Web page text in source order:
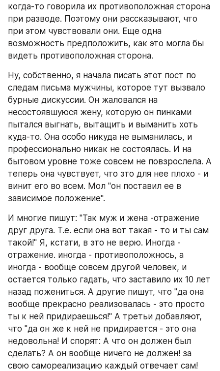
когда-то говорила их противоположная сторона
при разводе. Поэтому они рассказывают, что
при этом чувствовали они. Еще одна
возможность предположить, как это могла бы
видеть противоположная сторона.
Ну, собственно, я начала писать этот пост по
следам письма мужчины, которое тут вызвало
бурные дискуссии. Он жаловался на
несостоявшуюся жену, которую он пинками
пытался выгнать, вытащить и выманить хоть
куда-то. Она особо никуда не выманилась, и
профессионально никак не состоялась. И на
бытовом уровне тоже совсем не повзрослела. А
теперь она чувствует, что это для нее плохо - и
винит его во всем. Мол "он поставил ее в
зависимое положение".
И многие пишут: "Так муж и жена -отражение
друг друга. Т.е. если она вот такая - то и ты сам
такой!" Я, кстати, в это не верю. Иногда -
отражение. иногда - противоположнось, а
иногда - вообще совсем другой человек, и
остается только гадать, что заставило их 10 лет
назад пожениться. А другие пишут, что "да она
вообще прекрасно реализовалась - это просто
ты к ней придираешься!" А третьи добавляют,
что "да он же к ней не придирается - это она
недовольна! И спорят: А что он должен был
сделать? А он вообще ничего не должен! за
свою самореализацию каждый отвечает сам!